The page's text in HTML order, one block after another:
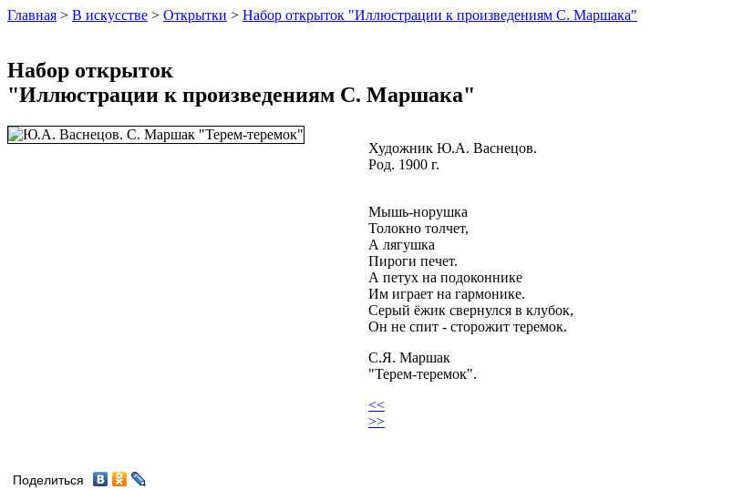
Главная > В искусстве > Открытки > Набор открыток "Иллюстрации к произведениям С. Маршака"
Набор открыток
"Иллюстрации к произведениям С. Маршака"
Художник Ю.А. Васнецов.
Род. 1900 г.
Мышь-норушка
Толокно толчет,
А лягушка
Пироги печет.
А петух на подоконнике
Им играет на гармонике.
Серый ёжик свернулся в клубок,
Он не спит - сторожит теремок.
С.Я. Маршак
"Терем-теремок".
<<
>>
Поделиться